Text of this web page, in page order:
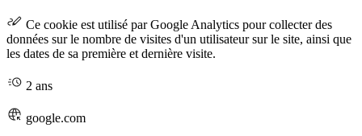
Ce cookie est utilisé par Google Analytics pour collecter des
données sur le nombre de visites d'un utilisateur sur le site, ainsi que
les dates de sa première et dernière visite.
2 ans
google.com